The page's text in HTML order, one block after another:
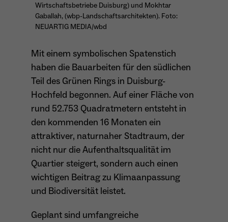
Name PHPSESSID
Anbieter Session Cookies
Laufzeit
Sessio-Cookie wird beim Schliessen der
Webseite wieder gelöscht
Zweck
PHPs Standard Sitzungs-Identifikation
(Formulare).
Name be_typo_user
Anbieter TYPO3
Laufzeit Ende der Sitzung
Anbieter Matomo
Laufzeit 13 Monate
Zweck
Dient zur anonymen Wiedererkennung eines
Besuchers.
Name _pk_ses*
Anbieter Matomo
Laufzeit 30 Minuten
Zweck
Speichert vorübergehend Daten der
aktuellen Sitzung.
Aktivierung Mehrsprachigkeit
Name googtrans
Anbieter GTranslate Inc.
Laufzeit 1 Jahr
Zweck
für die automatische Übersetzung der
Website.
Cookie-Informationen anzeigen
Wirtschaftsbetriebe Duisburg) und Mokhtar
Gaballah, (wbp-Landschaftsarchitekten). Foto:
NEUARTIG MEDIA/wbd
Mit einem symbolischen Spatenstich
haben die Bauarbeiten für den südlichen
Teil des Grünen Rings in Duisburg-
Hochfeld begonnen. Auf einer Fläche von
rund 52.753 Quadratmetern entsteht in
den kommenden 16 Monaten ein
attraktiver, naturnaher Stadtraum, der
nicht nur die Aufenthaltsqualität im
Quartier steigert, sondern auch einen
wichtigen Beitrag zu Klimaanpassung
und Biodiversität leistet.
Geplant sind umfangreiche